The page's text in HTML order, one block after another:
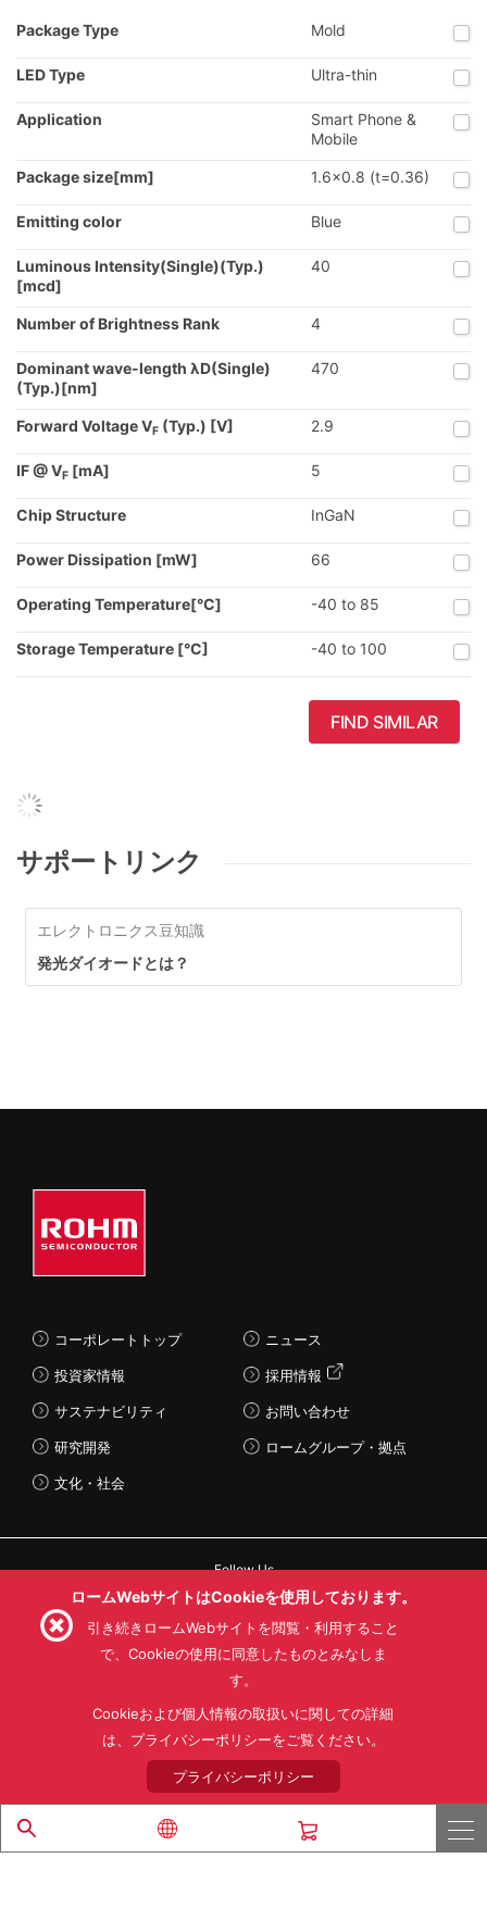
Package Type Mold
LED Type Ultra-thin
Application
Smart Phone &
Mobile
Package size[mm] 1.6x0.8 (t=0.36)
Emitting color Blue
Luminous Intensity(Single)(Typ.)
[mcd]
40
Number of Brightness Rank 4
Dominant wave-length λD(Single)
(Typ.)[nm]
470
Forward Voltage VF (Typ.) [V] 2.9
IF @ VF [mA] 5
Chip Structure InGaN
Power Dissipation [mW] 66
Operating Temperature[°C] -40 to 85
Storage Temperature [°C] -40 to 100
FIND SIMILAR
サポートリンク
エレクトロニクス豆知識
発光ダイオードとは？
コーポレートトップ
投資家情報
サステナビリティ
研究開発
文化・社会
ニュース
採用情報
お問い合わせ
ロームグループ・拠点
Follow Us
利用目的
プライバシーポリシー
サイトマップ
ローム製品の販売に関する標準契約条件書(PDF)
© 1997 - 2026 ROHM CO., LTD. ALL RIGHTS RESERVED.
ロームWebサイトはCookieを使用しております。
引き続きロームWebサイトを閲覧・利用すること
で、Cookieの使用に同意したものとみなしま
す。
Cookieおよび個人情報の取扱いに関しての詳細
は、プライバシーポリシーをご覧ください。
プライバシーポリシー